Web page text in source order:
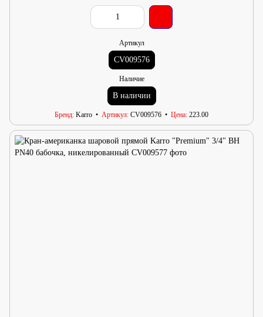
Артикул
CV009576
Наличие
В наличии
Бренд Karro Артикул CV009576 Цена 223.00